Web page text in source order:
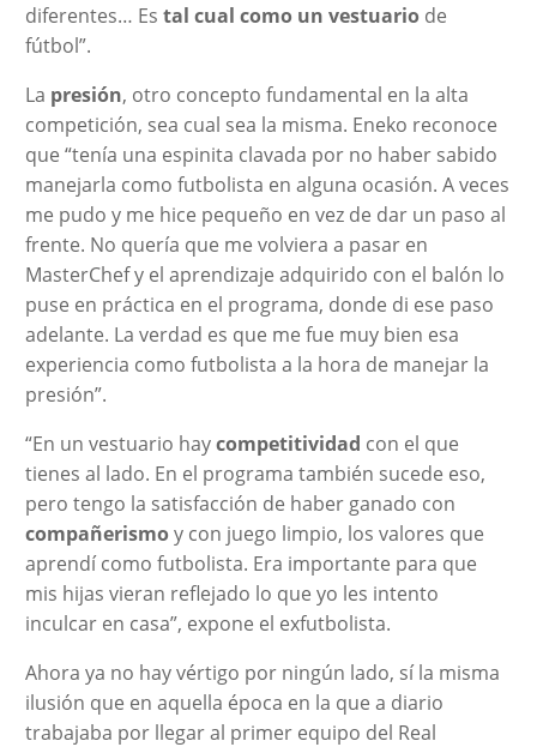
diferentes… Es tal cual como un vestuariode
fútbol”.
La presión, otro concepto fundamental en la alta
competición, sea cual sea la misma. Eneko reconoce
que “tenía una espinita clavada por no haber sabido
manejarla como futbolista en alguna ocasión. A veces
me pudo y me hice pequeño en vez de dar un paso al
frente. No quería que me volviera a pasar en
MasterChef y el aprendizaje adquirido con el balón lo
puse en práctica en el programa, donde di ese paso
adelante. La verdad es que me fue muy bien esa
experiencia como futbolista a la hora de manejar la
presión”.
“En un vestuario haycompetitividad con el que
tienes al lado. En el programa también sucede eso,
pero tengo la satisfacción de haber ganado con
compañerismoy con juego limpio, los valores que
aprendí como futbolista. Era importante para que
mis hijas vieran reflejado lo que yo les intento
inculcar en casa”, expone el exfutbolista.
Ahora ya no hay vértigo por ningún lado, sí la misma
ilusión que en aquella época en la que a diario
trabajaba por llegar al primer equipo del Real